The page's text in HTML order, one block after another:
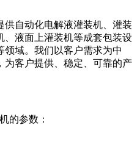
供自动化电解液灌装机、灌装
、液面上灌装机等成套包装设
域。我们以客户需求为中
为客户提供、稳定、可靠的产
的参数：